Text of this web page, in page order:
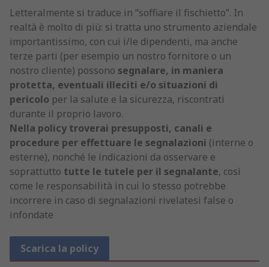
Letteralmente si traduce in “soffiare il fischietto”. In
realtà è molto di più: si tratta uno strumento aziendale
importantissimo, con cui i/le dipendenti, ma anche
terze parti (per esempio un nostro fornitore o un
nostro cliente) possono segnalare, in maniera
protetta, eventuali illeciti e/o situazioni di
pericolo per la salute e la sicurezza, riscontrati
durante il proprio lavoro.
Nella policy troverai presupposti, canali e
procedure per effettuare le segnalazioni (interne o
esterne), nonché le indicazioni da osservare e
soprattutto tutte le tutele per il segnalante, così
come le responsabilità in cui lo stesso potrebbe
incorrere in caso di segnalazioni rivelatesi false o
infondate
Scarica la policy